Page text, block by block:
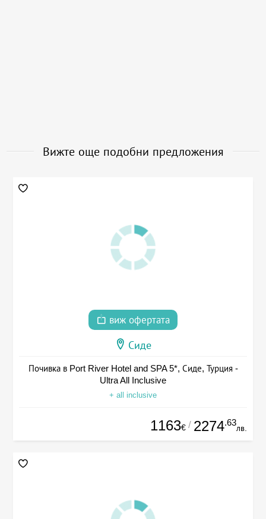
Вижте още подобни предложения
виж офертата
Сиде
Почивка в Port River Hotel and SPA 5*, Сиде, Турция -
Ultra All Inclusive
+ all inclusive
1163€ / 2274.63
лв.